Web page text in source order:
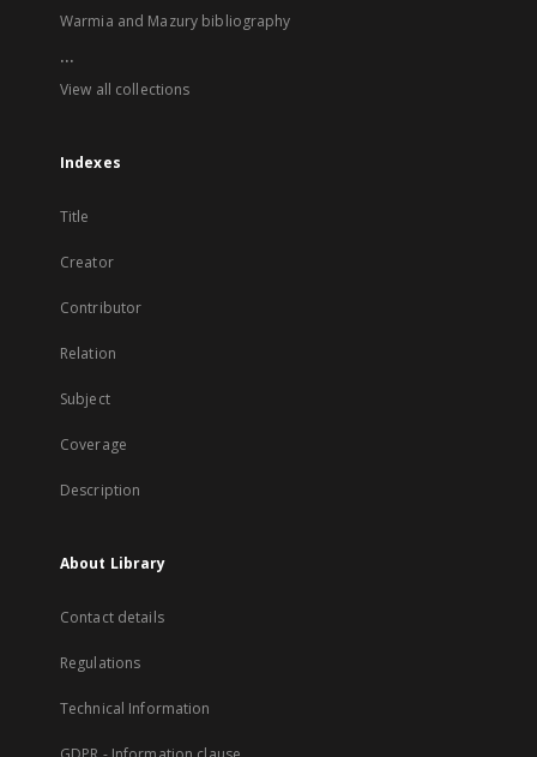
Warmia and Mazury bibliography
...
View all collections
Indexes
Title
Creator
Contributor
Relation
Subject
Coverage
Description
About Library
Contact details
Regulations
Technical Information